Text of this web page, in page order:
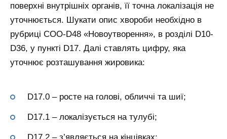
поверхні внутрішніх органів, її точна локалізація не
уточнюється. Шукати опис хвороби необхідно в
рубриці СОО-D48 «Новоутворення», в розділі D10-
D36, у пункті D17. Далі ставлять цифру, яка
уточнює розташування жировика:
D17.0 – росте на голові, обличчі та шиї;
D17.1 – локалізується на тулубі;